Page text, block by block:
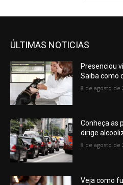
ÚLTIMAS NOTICIAS
Presenciou
Saiba como
8 de agosto de
Conheça as
dirige
8 de agosto de
Veja como